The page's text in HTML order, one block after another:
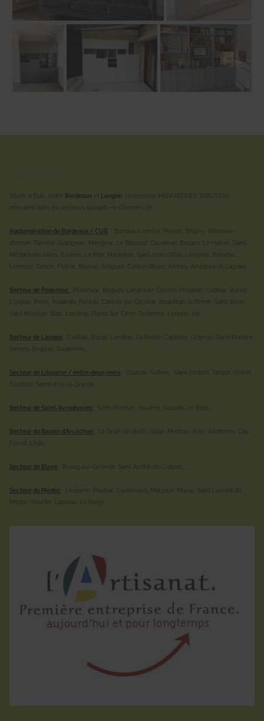
Située à Illats, entre Bordeaux Langon , l'entreprise MENUISERIES TABUTEAU
intervient dans les secteurs suivants en Gironde (33) :
Agglomération de Bordeaux / CUB
: Bordeaux centre, Pessac, Bègles, Villenave-
d'ornon, Talence, Gradignan, Mérignac, Le Bouscat, Caudéran, Bruges, Le Haillan, Saint-
Médard-en-Jalles, Eysines, Le Pian, Martignas, Saint-Jean-d'Illac, Léognan, Bassens,
Lormont, Cenon, Floirac, Bouliac, Artigues, Carbon-Blanc, Ambès, Ambarès-et-Lagrave...
Secteur de Podensac
: Podensac, Beguey, Langoiran, Cérons, Preignac, Cadillac, Barsac,
Loupiac, Rions, Arbanats, Portets, Castres sur Gironde, Beautiran, la Brède, Saint Selve,
Saint Morillon, Illats, Landiras, Pujols Sur Ciron, Toulenne, Loupiac, etc.....
Secteur de Langon : Cadillac, Bazas, Landiras, La Réole, Captieux, Grignols, Saint-Macaire,
Bernos-Beaulac, Sauternes...
Secteur de Libourne / entre-deux-mers : Coutras, Guîtres, Saint-Emilion, Targon, Créon,
Castillon, Sainte-Foy-la-Grande...
Secteur de Saint-Symphorien : Sore, Préchac, Hostens, Saucats, Le Barp...
Secteur du Bassin d'Arcachon : La Teste-de-Buch, Gujan-Mestras, Arès, Andernos, Cap
Secteur de Blaye : Bourg-sur-Gironde, Saint-André-de-Cubzac...
Secteur du Médoc
: Lesparre, Pauillac, Castelnaud, Margaux, Macau, Saint Laurant du
Médoc, Hourtin, Lacanau, Le Porge...